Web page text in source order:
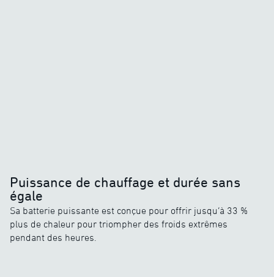
Puissance de chauffage et durée sans
égale
Sa batterie puissante est conçue pour offrir jusqu’à 33 %
plus de chaleur pour triompher des froids extrêmes
pendant des heures.